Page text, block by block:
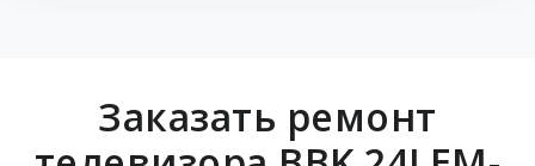
Заказать ремонт